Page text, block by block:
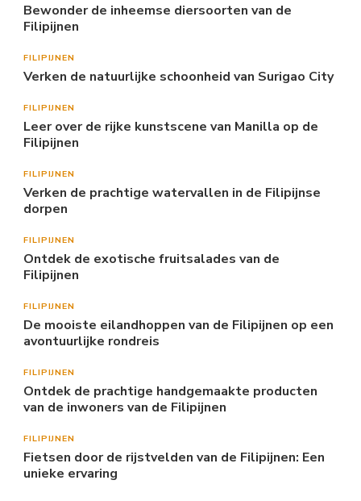
Bewonder de inheemse diersoorten van de
Filipijnen
FILIPIJNEN
Verken de natuurlijke schoonheid van Surigao City
FILIPIJNEN
Leer over de rijke kunstscene van Manilla op de
Filipijnen
FILIPIJNEN
Verken de prachtige watervallen in de Filipijnse
dorpen
FILIPIJNEN
Ontdek de exotische fruitsalades van de
Filipijnen
FILIPIJNEN
De mooiste eilandhoppen van de Filipijnen op een
avontuurlijke rondreis
FILIPIJNEN
Ontdek de prachtige handgemaakte producten
van de inwoners van de Filipijnen
FILIPIJNEN
Fietsen door de rijstvelden van de Filipijnen: Een
unieke ervaring